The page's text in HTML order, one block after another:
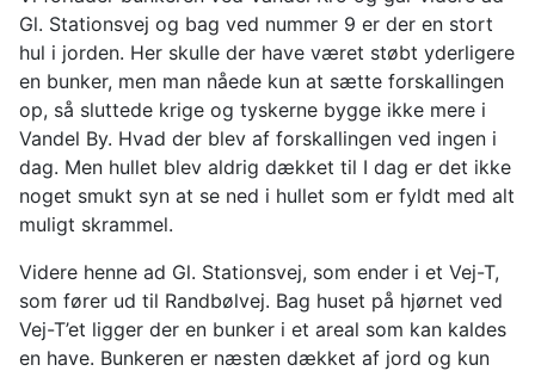
Gl. Stationsvej og bag ved nummer 9 er der en stort
hul i jorden. Her skulle der have været støbt yderligere
en bunker, men man nåede kun at sætte forskallingen
op, så sluttede krige og tyskerne bygge ikke mere i
Vandel By. Hvad der blev af forskallingen ved ingen i
dag. Men hullet blev aldrig dækket til I dag er det ikke
noget smukt syn at se ned i hullet som er fyldt med alt
muligt skrammel.
Videre henne ad Gl. Stationsvej, som ender i et Vej-T,
som fører ud til Randbølvej. Bag huset på hjørnet ved
Vej-T’et ligger der en bunker i et areal som kan kaldes
en have. Bunkeren er næsten dækket af jord og kun